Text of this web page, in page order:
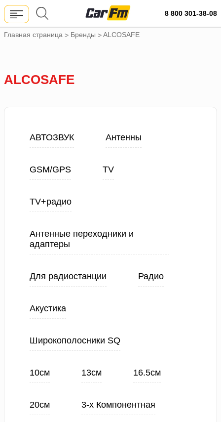
8 800 301-38-08
Главная страница > Бренды >ALCOSAFE
ALCOSAFE
АВТОЗВУК Антенны
GSM/GPS TV
TV+радио
Антенные переходники и
адаптеры
Для радиостанции Радио
Акустика
Широкополосники SQ
10см 13см 16.5см
20см 3-х Компонентная